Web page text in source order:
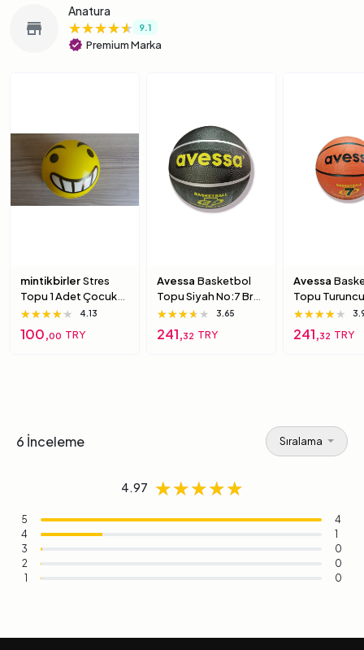
store
Anatura
★★★★★
★★★★★
★★★★★ 9.1
verified Premium Marka
mintikbirlerStres
Topu 1 Adet Çocuk
Için Yumuşak
Süngerimsi Içi Dolu
Top 6 Numara
★★★★★
★★★★★
★★★★★ 4.13
100,00 TRY
Avessa Basketbol
Topu Siyah No:7 Brc-
7 7 Numara
★★★★★
★★★★★
★★★★★ 3.65
241,32 TRY
Avessa
Topu
Brc-7 5
★★★★★
★★★★★
★★★★★
241,32 TRY
6 İnceleme Sıralama
4.97 ★★★★★
★★★★★
★★★★★
5
4
4
1
3
0
2
0
1
0